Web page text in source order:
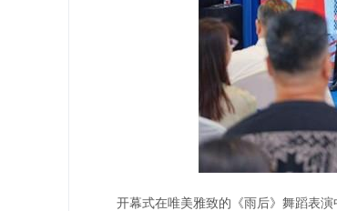
开幕式在唯美雅致的《雨后》舞蹈表